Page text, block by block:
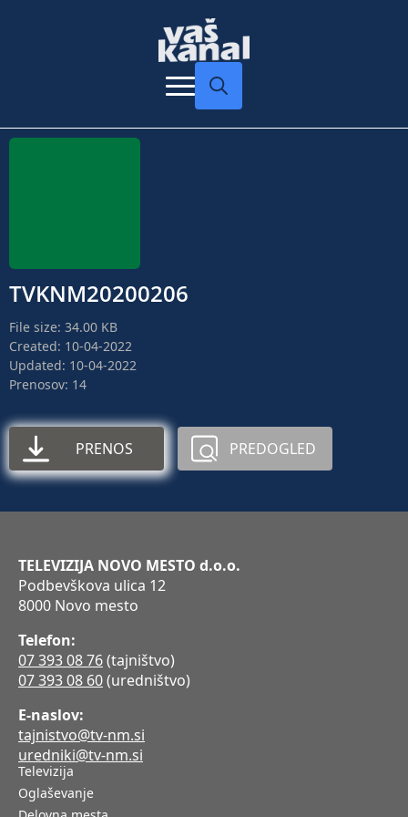
TVKNM20200206
File size: 34.00 KB
Created: 10-04-2022
Updated: 10-04-2022
Prenosov: 14
PRENOS PREDOGLED
TELEVIZIJA NOVO MESTO d.o.o.
Podbevškova ulica 12
8000 Novo mesto
Telefon:
07 393 08 76(tajništvo)
07 393 08 60(uredništvo)
E-naslov:
tajnistvo@tv-nm.si
uredniki@tv-nm.si
Televizija
Oglaševanje